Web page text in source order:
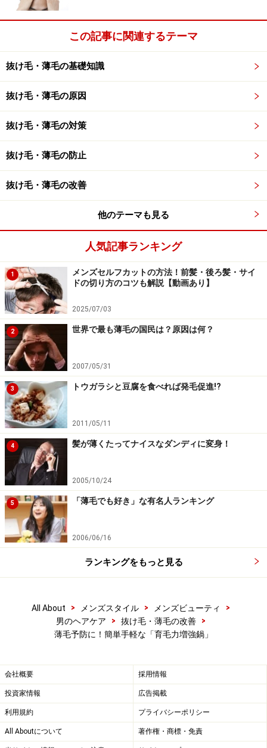
この記事に関連するテーマ
抜け毛・薄毛の基礎知識
抜け毛・薄毛の原因
抜け毛・薄毛の対策
抜け毛・薄毛の防止
抜け毛・薄毛の改善
他のテーマも見る
人気記事ランキング
1
メンズセルフカットの方法！前髪・後ろ髪・サイ
ドの切り方のコツも解説【動画あり】
2025/07/03
2 世界で最も薄毛の国民は？原因は何？
2007/05/31
3 トウガラシと豆腐を食べれば発毛促進!?
2011/05/11
4 髪が薄くたってナイスなダンディに変身！
2005/10/24
5 「薄毛でも好き」な有名人ランキング
2006/06/16
ランキングをもっと見る
All About > メンズスタイル > メンズビューティ
>
男のヘアケア
> 抜け毛・薄毛の改善
>
薄毛予防に！簡単手軽な「育毛力増強鍋」
会社概要 採用情報
投資家情報 広告掲載
利用規約 プライバシーポリシー
All Aboutについて 著作権・商標・免責